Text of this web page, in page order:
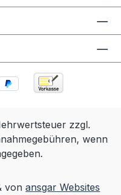
zzgl.
wenn
vonansgar Websites